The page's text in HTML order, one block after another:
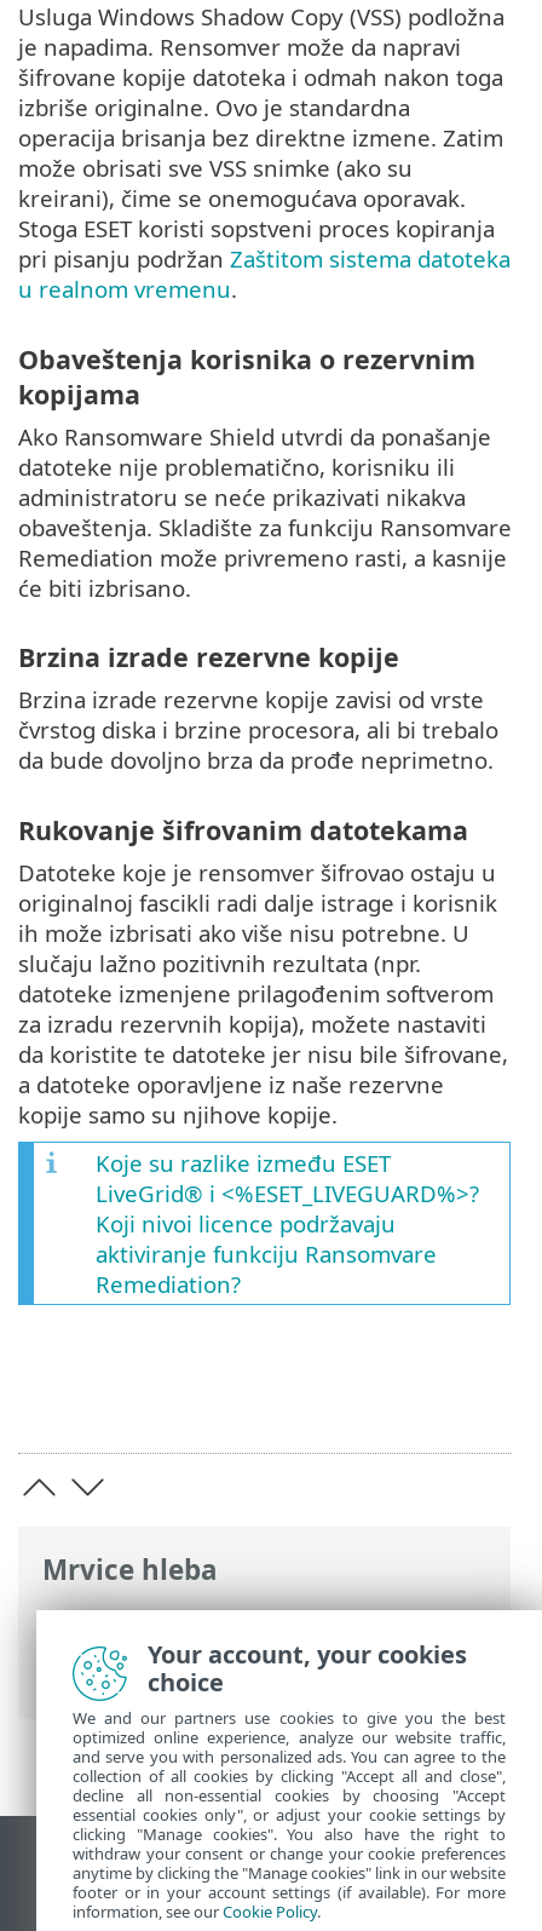
Mrvice hleba
ESET pomoć na mreži>ESET Small
Business Security>Najčešća pitanja>
Rešavanje rensomvera
Usluga Windows Shadow Copy (VSS) podložna
je napadima. Rensomver može da napravi
šifrovane kopije datoteka i odmah nakon toga
izbriše originalne. Ovo je standardna
operacija brisanja bez direktne izmene. Zatim
može obrisati sve VSS snimke (ako su
kreirani), čime se onemogućava oporavak.
Stoga ESET koristi sopstveni proces kopiranja
pri pisanju podržan Zaštitom sistema datoteka
u realnom vremenu.
Obaveštenja korisnika o rezervnim
kopijama
Ako Ransomware Shield utvrdi da ponašanje
datoteke nije problematično, korisniku ili
administratoru se neće prikazivati nikakva
obaveštenja. Skladište za funkciju Ransomvare
Remediation može privremeno rasti, a kasnije
će biti izbrisano.
Brzina izrade rezervne kopije
Brzina izrade rezervne kopije zavisi od vrste
čvrstog diska i brzine procesora, ali bi trebalo
da bude dovoljno brza da prođe neprimetno.
Rukovanje šifrovanim datotekama
Datoteke koje je rensomver šifrovao ostaju u
originalnoj fascikli radi dalje istrage i korisnik
ih može izbrisati ako više nisu potrebne. U
slučaju lažno pozitivnih rezultata (npr.
datoteke izmenjene prilagođenim softverom
za izradu rezervnih kopija), možete nastaviti
da koristite te datoteke jer nisu bile šifrovane,
a datoteke oporavljene iz naše rezervne
kopije samo su njihove kopije.
Koje su razlike između ESET
LiveGrid® i <%ESET_LIVEGUARD%>?
Koji nivoi licence podržavaju
aktiviranje funkciju Ransomvare
Remediation?
Prikaži lokaciju za računare
End of Life
Your account, your cookies
choice
We and our partners use cookies to give you the best
optimized online experience, analyze our website traffic,
and serve you with personalized ads. You can agree to the
collection of all cookies by clicking "Accept all and close",
decline all non-essential cookies by choosing "Accept
essential cookies only", or adjust your cookie settings by
clicking "Manage cookies". You also have the right to
withdraw your consent or change your cookie preferences
anytime by clicking the "Manage cookies" link in our website
footer or in your account settings (if available). For more
information, see ourCookie Policy.